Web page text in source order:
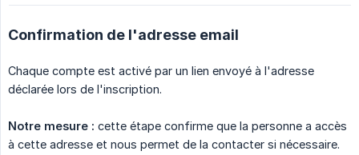
Confirmation de l'adresse email
Chaque compte est activé par un lien envoyé à l'adresse
déclarée lors de l'inscription.
Notre mesure : cette étape confirme que la personne a accès
à cette adresse et nous permet de la contacter si nécessaire.